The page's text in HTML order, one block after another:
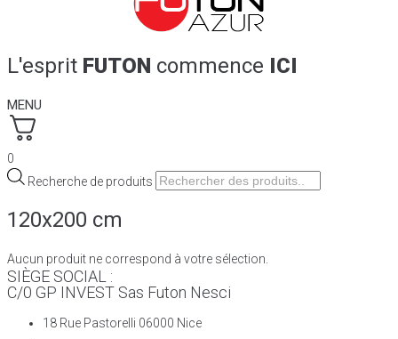
L'esprit FUTON commence ICI
MENU
0
Recherche de produits
120x200 cm
Aucun produit ne correspond à votre sélection.
SIÈGE SOCIAL :
C/0 GP INVEST Sas Futon Nesci
18 Rue Pastorelli 06000 Nice